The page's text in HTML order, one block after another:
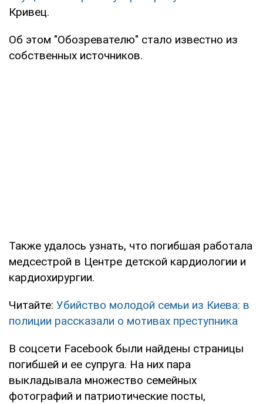
Кривец.
Об этом "Обозревателю" стало известно из
собственных источников.
Также удалось узнать, что погибшая работала
медсестрой в Центре детской кардиологии и
кардиохирургии.
Читайте: Убийство молодой семьи из Киева: в
полиции рассказали о мотивах преступника
В соцсети Facebook были найдены страницы
погибшей и ее супруга. На них пара
выкладывала множество семейных
фотографий и патриотические посты,